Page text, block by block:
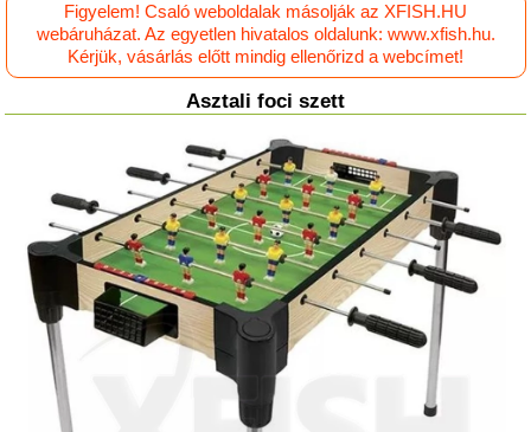
Figyelem! Csaló weboldalak másolják az XFISH.HU
webáruházat. Az egyetlen hivatalos oldalunk: www.xfish.hu.
Kérjük, vásárlás előtt mindig ellenőrizd a webcímet!
Asztali foci szett